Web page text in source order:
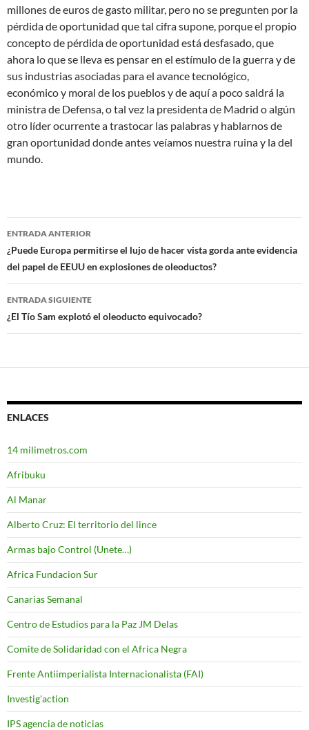
millones de euros de gasto militar, pero no se pregunten por la
pérdida de oportunidad que tal cifra supone, porque el propio
concepto de pérdida de oportunidad está desfasado, que
ahora lo que se lleva es pensar en el estímulo de la guerra y de
sus industrias asociadas para el avance tecnológico,
económico y moral de los pueblos y de aquí a poco saldrá la
ministra de Defensa, o tal vez la presidenta de Madrid o algún
otro líder ocurrente a trastocar las palabras y hablarnos de
gran oportunidad donde antes veíamos nuestra ruina y la del
mundo.
Navegación
de
entradas
ENTRADA ANTERIOR
¿Puede Europa permitirse el lujo de hacer vista gorda ante evidencia
del papel de EEUU en explosiones de oleoductos?
ENTRADA SIGUIENTE
¿El Tío Sam explotó el oleoducto equivocado?
ENLACES
14 milimetros.com
Afribuku
Al Manar
Alberto Cruz: El territorio del lince
Armas bajo Control (Unete…)
Africa Fundacion Sur
Canarias Semanal
Centro de Estudios para la Paz JM Delas
Comite de Solidaridad con el Africa Negra
Frente Antiimperialista Internacionalista (FAI)
Investig'action
IPS agencia de noticias